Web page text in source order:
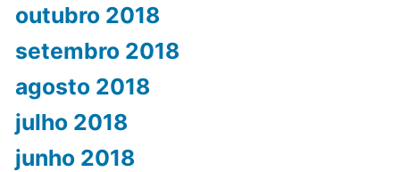
outubro 2018
setembro 2018
agosto 2018
julho 2018
junho 2018